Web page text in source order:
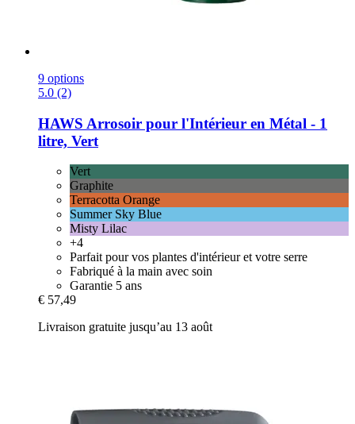
9 options
5.0 (2)
HAWS Arrosoir pour l'Intérieur en Métal -​ 1
litre, Vert
Vert
Graphite
Terracotta Orange
Summer Sky Blue
Misty Lilac
+4
Parfait pour vos plantes d'intérieur et votre serre
Fabriqué à la main avec soin
Garantie 5 ans
€ 57,49
Livraison gratuite jusqu’au 13 août